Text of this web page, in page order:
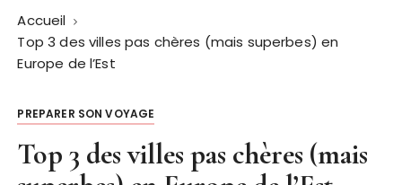
Accueil
Top 3 des villes pas chères (mais superbes) en
Europe de l’Est
PREPARER SON VOYAGE
Top 3 des villes pas chères (mais